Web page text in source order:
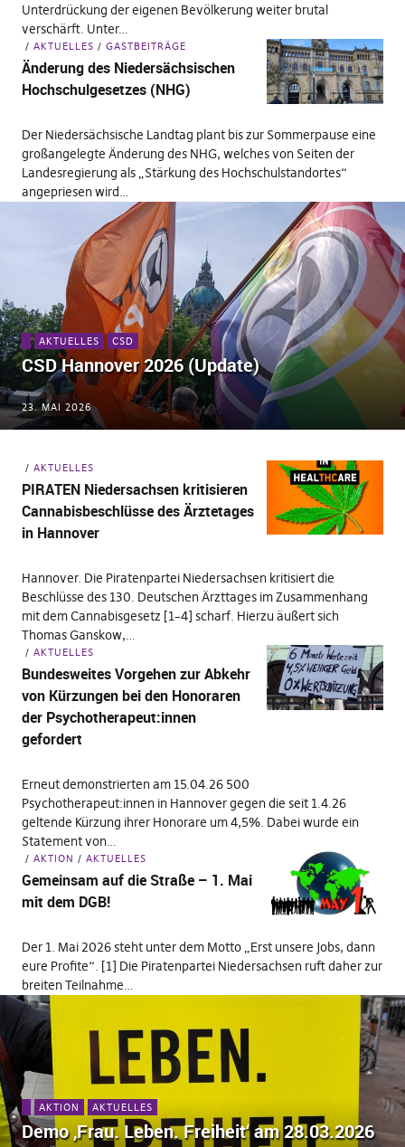
Unterdrückung der eigenen Bevölkerung weiter brutal
verschärft. Unter…
AKTUELLES GASTBEITRÄGE
Änderung des Niedersächsischen
Hochschulgesetzes (NHG)
Der Niedersächsische Landtag plant bis zur Sommerpause eine
großangelegte Änderung des NHG, welches von Seiten der
Landesregierung als „Stärkung des Hochschulstandortes“
angepriesen wird…
23. MAI 2026
AKTUELLES CSD
CSD Hannover 2026 (Update)
AKTUELLES
PIRATEN Niedersachsen kritisieren
Cannabisbeschlüsse des Ärztetages
in Hannover
Hannover. Die Piratenpartei Niedersachsen kritisiert die
Beschlüsse des 130. Deutschen Ärzttages im Zusammenhang
mit dem Cannabisgesetz [1–4] scharf. Hierzu äußert sich
Thomas Ganskow,…
AKTUELLES
Bundesweites Vorgehen zur Abkehr
von Kürzungen bei den Honoraren
der Psychotherapeut:innen
gefordert
Erneut demonstrierten am 15.04.26 500
Psychotherapeut:innen in Hannover gegen die seit 1.4.26
geltende Kürzung ihrer Honorare um 4,5%. Dabei wurde ein
Statement von…
AKTION AKTUELLES
Gemeinsam auf die Straße – 1. Mai
mit dem DGB!
Der 1. Mai 2026 steht unter dem Motto „Erst unsere Jobs, dann
eure Profite“. [1] Die Piratenpartei Niedersachsen ruft daher zur
breiten Teilnahme…
AKTION AKTUELLES
Demo ‚Frau. Leben. Freiheit‘ am 28.03.2026